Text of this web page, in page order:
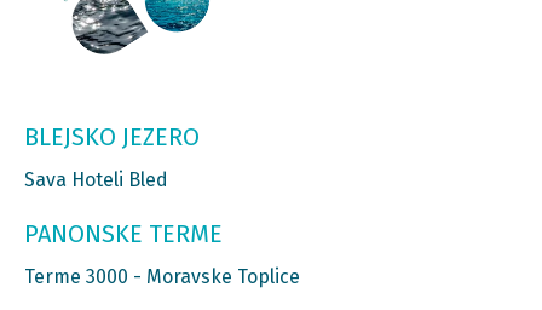
BLEJSKO JEZERO
Sava Hoteli Bled
PANONSKE TERME
Terme 3000 - Moravske Toplice